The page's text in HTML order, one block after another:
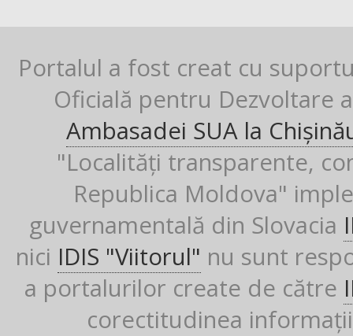
Portalul a fost creat cu
Oficială pentru Dezvoltare
Ambasadei SUA la
"Localități transparente,
Republica Moldova"
guvernamentală din Slovacia
nici IDIS "Viitorul" nu sunt
a portalurilor create de către
corectitudinea